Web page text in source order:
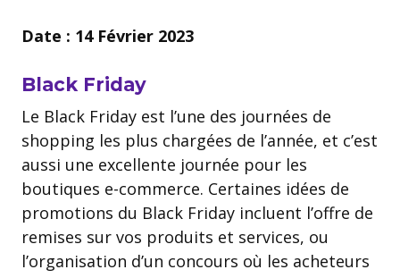
Date : 14 Février 2023
Black Friday
Le Black Friday est l’une des journées de
shopping les plus chargées de l’année, et c’est
aussi une excellente journée pour les
boutiques e-commerce. Certaines idées de
promotions du Black Friday incluent l’offre de
remises sur vos produits et services, ou
l’organisation d’un concours où les acheteurs